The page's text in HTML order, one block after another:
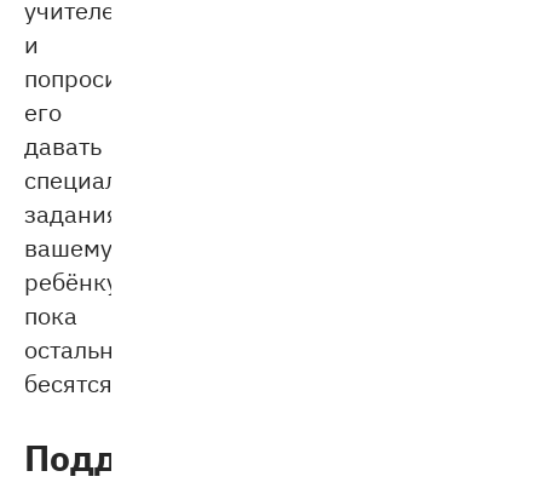
учителем
и
попросить
его
давать
специальные
задания
вашему
ребёнку,
пока
остальные
бесятся.
Поддержите